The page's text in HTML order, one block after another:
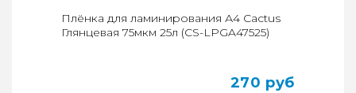
Плёнка для ламинирования А4 Cactus
Глянцевая 75мкм 25л (CS-LPGA47525)
270 руб